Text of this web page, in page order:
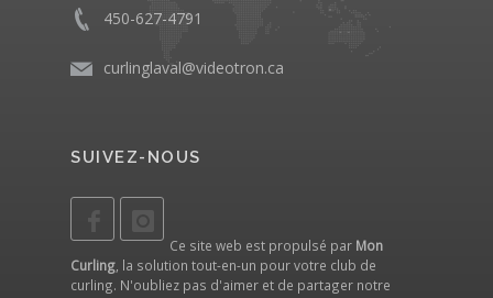
450-627-4791
curlinglaval@videotron.ca
SUIVEZ-NOUS
Ce site web est propulsé par Mon
Curling, la solution tout-en-un pour votre club de
curling. N'oubliez pas d'aimer et de partager notre